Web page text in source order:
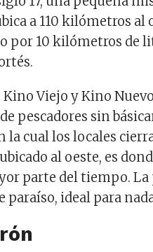
a 110 kilómetros al
por 10 kilómetros de
Viejo y Kino
pescadores sin
cual los locales
al oeste, es
parte del tiempo.
paraíso, ideal para